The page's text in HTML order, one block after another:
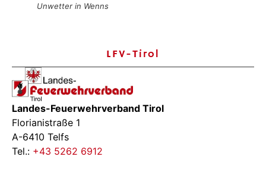
Unwetter in Wenns
LFV-Tirol
Landes-Feuerwehrverband Tirol
Florianistraße 1
A-6410 Telfs
Tel.: +43 5262 6912